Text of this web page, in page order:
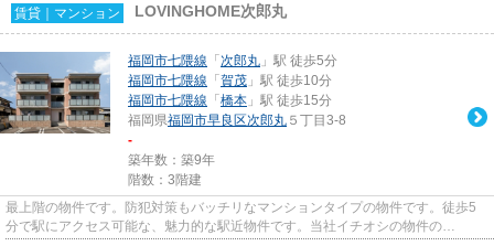
賃貸｜マンション LOVINGHOME次郎丸
福岡市七隈線 「 次郎丸 」駅 徒歩5分
福岡市七隈線 「 賀茂 」駅 徒歩10分
福岡市七隈線 「 橋本 」駅 徒歩15分
福岡県福岡市早良区次郎丸 ５丁目3-8
-
築年数：築9年
階数：3階建
最上階の物件です。防犯対策もバッチリなマンションタイプの物件です。徒歩5
分で駅にアクセス可能な、魅力的な駅近物件です。当社イチオシの物件の